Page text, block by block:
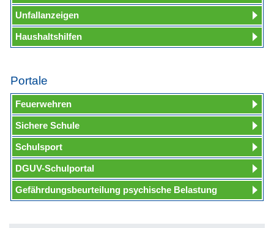
Unfallanzeigen
Haushaltshilfen
Portale
Feuerwehren
Sichere Schule
Schulsport
DGUV-Schulportal
Gefährdungsbeurteilung psychische Belastung